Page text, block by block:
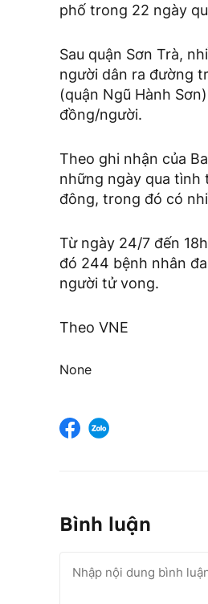
phố trong 22 ngày
Sau quận Sơn Trà,
người dân ra đường
(quận Ngũ Hành
đồng/người.
Theo ghi nhận của
những ngày qua tình
đông, trong đó có
Từ ngày 24/7 đến
đó 244 bệnh nhân
người tử vong.
Theo VNE
None
Bình luận